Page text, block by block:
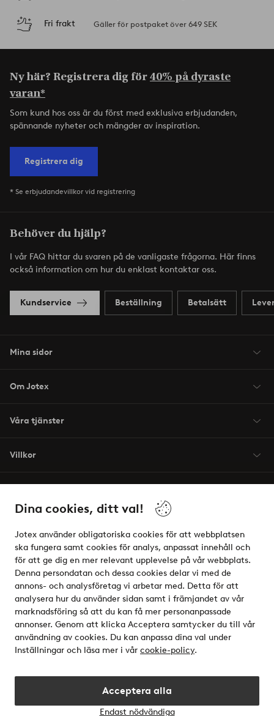
Dina cookies, ditt val!
Jotex använder obligatoriska cookies för att webbplatsen
ska fungera samt cookies för analys, anpassat innehåll och
för att ge dig en mer relevant upplevelse på vår webbplats.
Denna persondatan och dessa cookies delar vi med de
annons- och analysföretag vi arbetar med. Detta för att
analysera hur du använder sidan samt i främjandet av vår
marknadsföring så att du kan få mer personanpassade
annonser. Genom att klicka Acceptera samtycker du till vår
användning av cookies. Du kan anpassa dina val under
Inställningar och läsa mer i vår cookie-policy.
Acceptera alla
Endast nödvändiga
Fri frakt Gäller för postpaket över 649 SEK
Ny här? Registrera dig för40% på dyraste
varan*
Som kund hos oss är du först med exklusiva erbjudanden,
spännande nyheter och mängder av inspiration.
Registrera dig
* Se erbjudandevillkor vid registrering
Behöver du hjälp?
I vår FAQ hittar du svaren på de vanligaste frågorna. Här finns
också information om hur du enklast kontaktar oss.
Kundservice Beställning Betalsätt
Mina sidor
Om Jotex
Våra tjänster
Villkor
Säkra betalningar - Betala direkt eller dela upp
Vill du veta mer om våra betalalternativ?
elpy